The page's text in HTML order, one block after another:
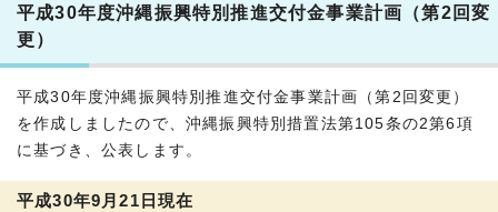
平成30年度沖縄振興特別推進交付金事業計画（第2回変
更）
平成30年度沖縄振興特別推進交付金事業計画（第2回変更）
を作成しましたので、沖縄振興特別措置法第105条の2第6項
に基づき、公表します。
平成30年9月21日現在